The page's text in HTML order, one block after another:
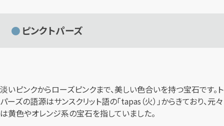
ピンクトパーズ
淡いピンクからローズピンクまで、美しい色合いを持つ宝石です。ト
パーズの語源はサンスクリット語の「tapas（火）」からきており、元々
は黄色やオレンジ系の宝石を指していました。